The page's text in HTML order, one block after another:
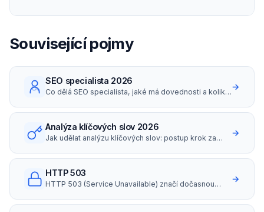
Související pojmy
SEO specialista 2026
Co dělá SEO specialista, jaké má dovednosti a kolik
→
Analýza klíčových slov 2026
Jak udělat analýzu klíčových slov: postup krok za
strategie a search intent.
→
HTTP 503
HTTP 503 (Service Unavailable) značí dočasnou
→